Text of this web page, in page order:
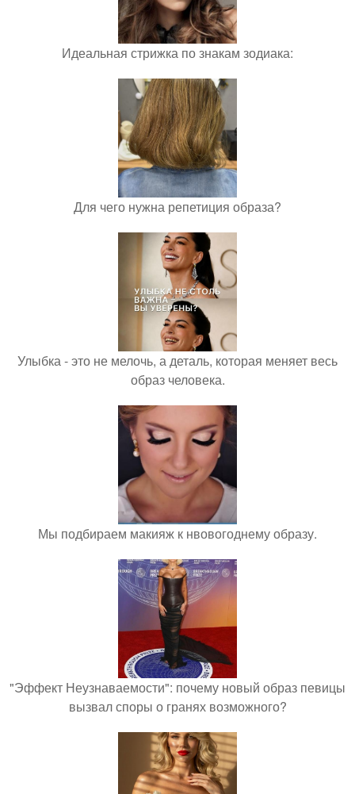
Идеальная стрижка по знакам зодиака:
Для чего нужна репетиция образа?
Улыбка - это не мелочь, а деталь, которая меняет весь
образ человека.
Мы подбираем макияж к нвовогоднему образу.
"Эффект Неузнаваемости": почему новый образ певицы
вызвал споры о гранях возможного?